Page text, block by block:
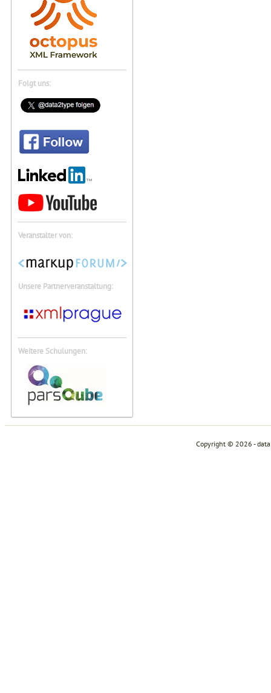
Folgt uns:
Veranstalter von:
Unsere Partnerveranstaltung:
Weitere Schulungen:
Copyright © 2026 -